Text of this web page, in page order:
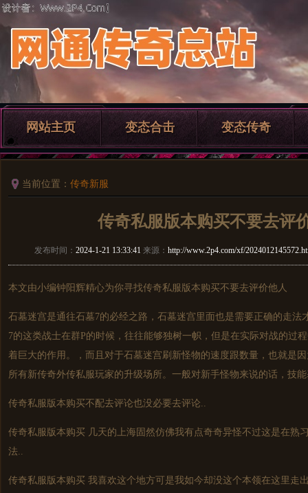
网站主页 变态合击 变态传奇
当前位置： 传奇新服
传奇私服版本购买不要去评
发布时间： 2024-1-21 13:33:41 来源： http://www.2p4.com/xf/
本文由小编钟阳辉精心为你寻找传奇私服版本购买不要去评价他人
石墓迷宫是通往石墓7的必经之路，石墓迷宫里面也是需要正确的走法
7的这类战士在群P的时候，往往能够独树一帜，但是在实际对战的过
着巨大的作用。，而且对于石墓迷宫刷新怪物的速度跟数量，也就是
所有新传奇外传私服玩家的升级场所。一般对新手怪物来说的话，技
传奇私服版本购买不配去评论也没必要去评论..
传奇私服版本购买 几天的上海固然仿佛我有点奇奇异怪不过这是在熟
法..
传奇私服版本购买 我喜欢这个地方可是我如今却没这个本领在这里走